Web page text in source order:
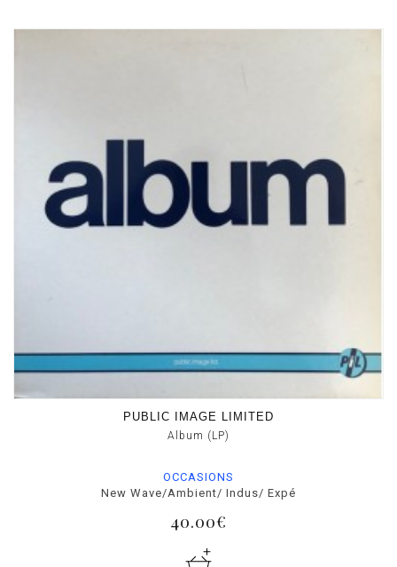
PUBLIC IMAGE LIMITED
Album (LP)
OCCASIONS
New Wave/Ambient/ Indus/ Expé
40.00€